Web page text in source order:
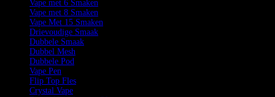
Vape met 6 Smaken
Vape met 8 Smaken
Vape Met 15 Smaken
Drievoudige Smaak
Dubbele Smaak
Dubbel Mesh
Dubbele Pod
Vape Pen
Flip Top Fles
Crystal Vape